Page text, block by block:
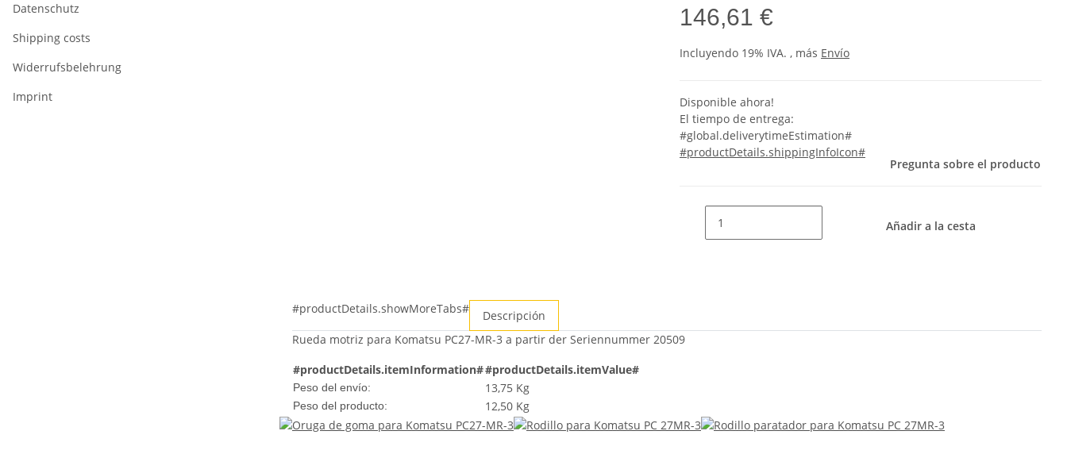
146,61 €
Incluyendo 19% IVA. , más Envío
Disponible ahora!
El tiempo de entrega:
#global.deliverytimeEstimation#
#productDetails.shippingInfoIcon#
Pregunta sobre el producto
Añadir a la cesta
#productDetails.showMoreTabs#
Descripción
Rueda motriz para Komatsu PC27-MR-3 a partir der Seriennummer 20509
#productDetails.itemInformation##productDetails.itemValue#
Peso del envío: 13,75 Kg
Peso del producto: 12,50 Kg
Datenschutz
Shipping costs
Widerrufsbelehrung
Imprint